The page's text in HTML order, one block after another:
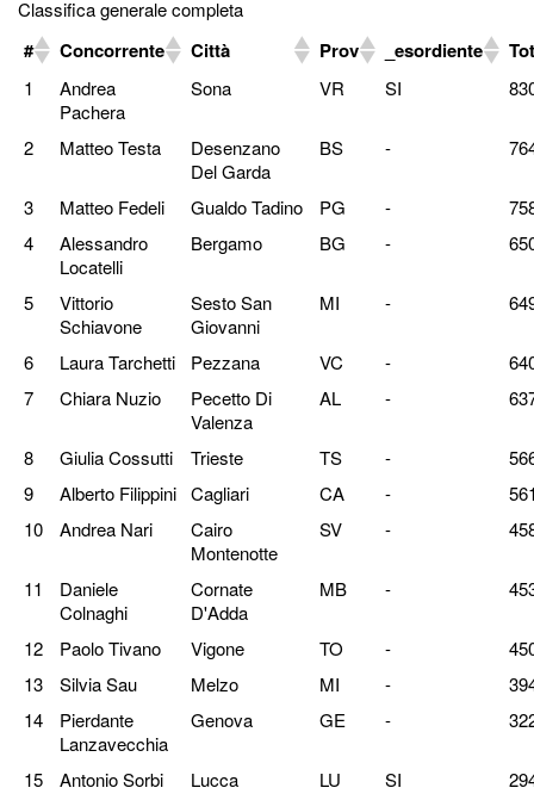
Classifica generale completa
# Concorrente Città Prov _esordiente
1
Andrea
Pachera
Sona VR SI
2 Matteo Testa
Desenzano
Del Garda
BS -
3 Matteo Fedeli Gualdo Tadino PG -
4
Alessandro
Locatelli
Bergamo BG -
5
Vittorio
Schiavone
Sesto San
Giovanni
MI -
6 Laura Tarchetti Pezzana VC -
7
Chiara Nuzio
Pecetto Di
Valenza
AL -
8 Giulia Cossutti Trieste TS -
9
Alberto Filippini Cagliari CA -
10
Andrea Nari
Cairo
Montenotte
SV -
11
Daniele
Colnaghi
Cornate
D'Adda
MB -
12 Paolo Tivano Vigone TO -
13
Silvia Sau Melzo MI -
14
Pierdante
Lanzavecchia
Genova GE -
15 Antonio Sorbi Lucca LU SI